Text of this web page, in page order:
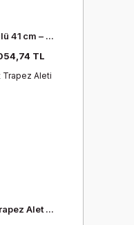
41 cm – ...
TL
Alet ...